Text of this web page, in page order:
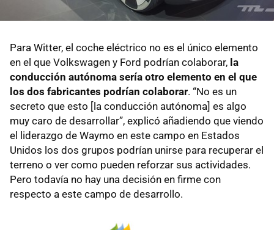
Para Witter, el coche eléctrico no es el único elemento
en el que Volkswagen y Ford podrían colaborar, la
conducción autónoma sería otro elemento en el que
los dos fabricantes podrían colaborar. “No es un
secreto que esto [la conducción autónoma] es algo
muy caro de desarrollar”, explicó añadiendo que viendo
el liderazgo de Waymo en este campo en Estados
Unidos los dos grupos podrían unirse para recuperar el
terreno o ver como pueden reforzar sus actividades.
Pero todavía no hay una decisión en firme con
respecto a este campo de desarrollo.